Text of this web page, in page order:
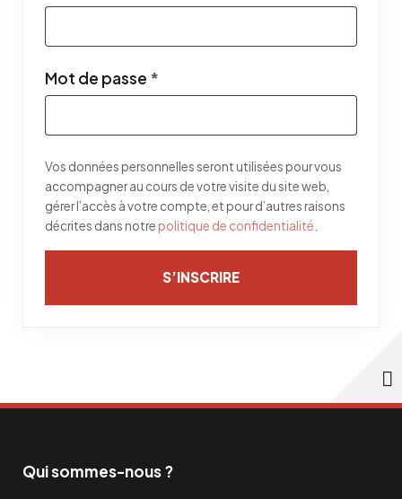
Mot de passe *
Vos données personnelles seront utilisées pour vous
accompagner au cours de votre visite du site web,
gérer l’accès à votre compte, et pour d’autres raisons
décrites dans notre politique de confidentialité
S’INSCRIRE
Qui sommes-nous ?